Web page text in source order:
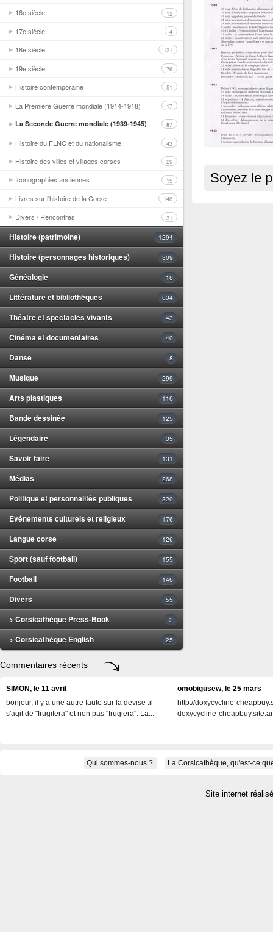
16e siècle 12
17e siècle 4
18e siècle 121
19e siècle 76
Histoire contemporaine 51
La Première Guerre mondiale (1914-1918) 17
La Seconde Guerre mondiale (1939-1945) 87
Histoire du FLNC et du nationalisme 43
Histoire des villes et villages corses 29
Iconographies anciennes 15
Livres sur l'histoire de la Corse 146
Divers / Rencontres 31
Histoire (patrimoine) 1294
Histoire (personnages historiques) 309
Généalogie 18
Littérature et bibliothèques 834
Théâtre et spectacles vivants 43
Cinéma et documentaires 40
Danse 8
Musique 299
Arts plastiques 116
Bande dessinée 125
Légendaire 35
Savoir faire 131
Médias 268
Politique et personnalités publiques 320
Evénements culturels et religieux 176
Langue corse 126
Sport (sauf football) 155
Football 146
Divers 55
> Corsicathèque Press-Book 3
> Corsicathèque English 25
Soyez le
Commentaires récents
SIMON, le 11 avril
bonjour, il y a une autre faute sur la devise :il
s'agit de "frugifera" et non pas "frugiera". La...
omobigusew, le 25 mars
http://doxycycline-
doxycycline-
Qui sommes-nous ? La Corsicathèque, qu'est-ce
Site internet